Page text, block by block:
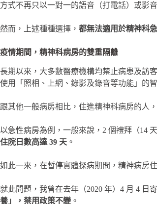
方式不再只以一對一的語音（打電話）或影
然而，上述種種選擇， 都無法適用於精神科
疫情期間，精神科病房的雙重隔離
長期以來，大多數醫療機構均禁止病患及訪
使用「照相、上網、錄影及錄音等功能」的
跟其他一般病房相比，住進精神科病房的人
以急性病房為例，一般來說，2 個禮拜（14
住院日數高達 39 天 。
如此一來，在暫停實體探病期間，精神病房
就此問題，我曾在去年（2020 年）4 月 4 日
養」，禁用政策不變 。